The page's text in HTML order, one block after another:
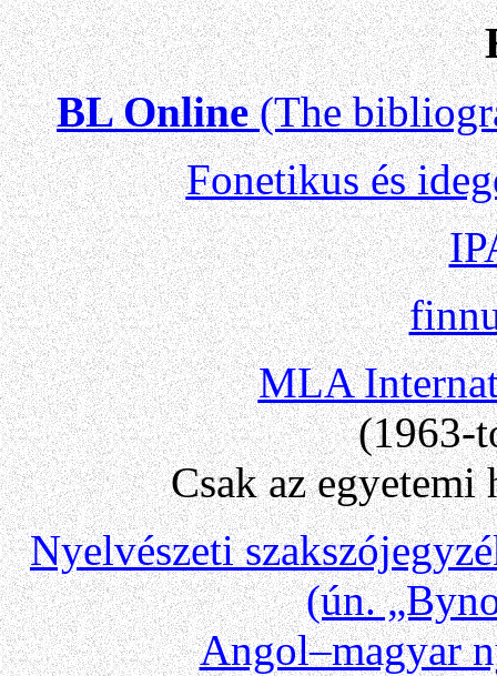
BL Online(The
Fonetikus és
MLA
(1963-
Csak az egyetemi
Nyelvészeti
(ún.
Angol–magyar